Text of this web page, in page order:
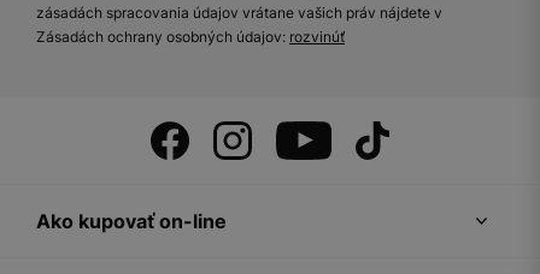
zásadách spracovania údajov vrátane vašich práv nájdete v
Zásadách ochrany osobných údajov: rozvinúť
Ako kupovať on-line